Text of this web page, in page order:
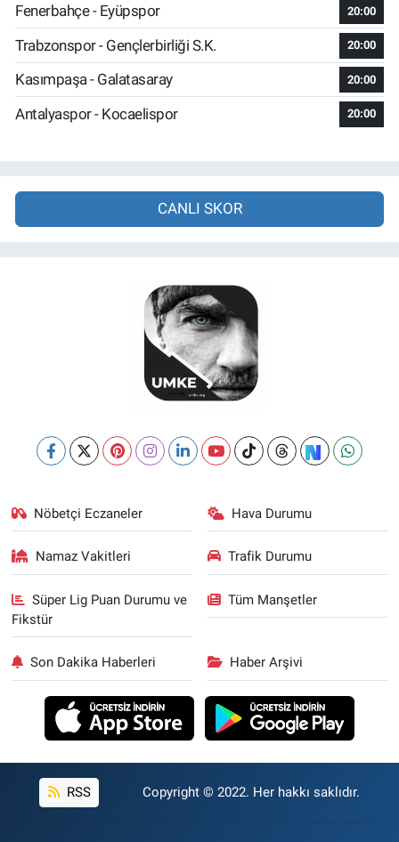
Fenerbahçe - Eyüpspor 20:00
Trabzonspor - Gençlerbirliği S.K. 20:00
Kasımpaşa - Galatasaray 20:00
Antalyaspor - Kocaelispor 20:00
CANLI SKOR
Nöbetçi Eczaneler Hava Durumu
Namaz Vakitleri Trafik Durumu
Süper Lig Puan Durumu ve
Fikstür
Tüm Manşetler
Son Dakika Haberleri Haber Arşivi
RSS Copyright © 2022. Her hakkı saklıdır.